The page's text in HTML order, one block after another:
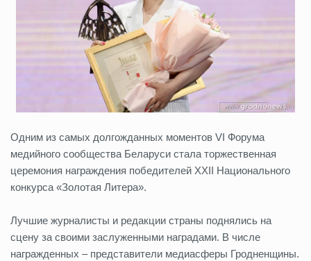
Одним из самых долгожданных моментов VI Форума
медийного сообщества Беларуси стала торжественная
церемония награждения победителей XXII Национального
конкурса «Золотая Литера».
Лучшие журналисты и редакции страны поднялись на
сцену за своими заслуженными наградами. В числе
награжденных – представители медиасферы Гродненщины.